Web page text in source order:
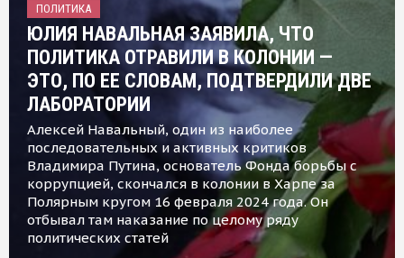
ПОЛИТИКА
ЮЛИЯ НАВАЛЬНАЯ ЗАЯВИЛА, ЧТО
ПОЛИТИКА ОТРАВИЛИ В КОЛОНИИ —
ЭТО, ПО ЕЕ СЛОВАМ, ПОДТВЕРДИЛИ ДВЕ
ЛАБОРАТОРИИ
Алексей Навальный, один из наиболее
последовательных и активных критиков
Владимира Путина, основатель Фонда борьбы с
коррупцией, скончался в колонии в Харпе за
Полярным кругом 16 февраля 2024 года. Он
отбывал там наказание по целому ряду
политических статей